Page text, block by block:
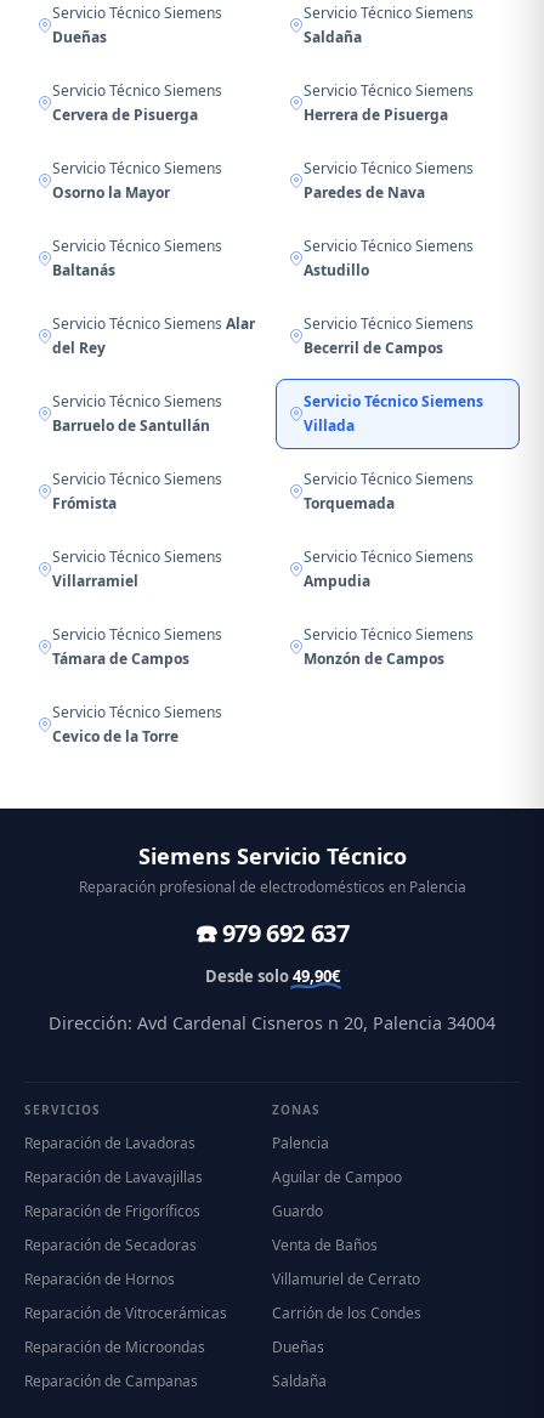
Servicio Técnico Siemens
Dueñas
Servicio Técnico Siemens
Saldaña
Servicio Técnico Siemens
Cervera de Pisuerga
Servicio Técnico Siemens
Herrera de Pisuerga
Servicio Técnico Siemens
Osorno la Mayor
Servicio Técnico Siemens
Paredes de Nava
Servicio Técnico Siemens
Baltanás
Servicio Técnico Siemens
Astudillo
Servicio Técnico Siemens Alar
del Rey
Servicio Técnico Siemens
Becerril de Campos
Servicio Técnico Siemens
Barruelo de Santullán
Servicio Técnico Siemens
Villada
Servicio Técnico Siemens
Frómista
Servicio Técnico Siemens
Torquemada
Servicio Técnico Siemens
Villarramiel
Servicio Técnico Siemens
Ampudia
Servicio Técnico Siemens
Támara de Campos
Servicio Técnico Siemens
Monzón de Campos
Servicio Técnico Siemens
Cevico de la Torre
Siemens Servicio Técnico
Reparación profesional de electrodomésticos en Palencia
☎️ 979 692 637
Desde solo49,90€
Dirección: Avd Cardenal Cisneros n 20, Palencia 34004
SERVICIOS
Reparación de Lavadoras
Reparación de Lavavajillas
Reparación de Frigoríficos
Reparación de Secadoras
Reparación de Hornos
Reparación de Vitrocerámicas
Reparación de Microondas
Reparación de Campanas
ZONAS
Palencia
Aguilar de Campoo
Guardo
Venta de Baños
Villamuriel de Cerrato
Carrión de los Condes
Dueñas
Saldaña